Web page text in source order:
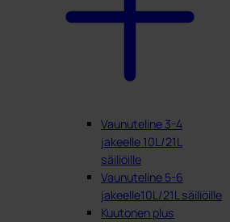
Vaunuteline 3-4
jakeelle 10L/21L
säiliöille
Vaunuteline 5-6
jakeelle10L/21L säiliöille
Kuutonen plus